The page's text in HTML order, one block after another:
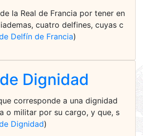
la Real de Francia por tener en
cuatro delfines, cuyas c
Delfín de Francia)
Dignidad
corresponde a una dignidad
o militar por su cargo, y que, s
Dignidad)